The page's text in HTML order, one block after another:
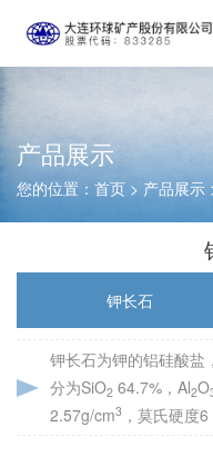
产品展示
您的位置： 首页 > 产品展示
钾长石
钾长石为钾的铝硅酸盐
分为SiO2 64.7%，Al2O
2.57g/cm3 ，莫氏硬度